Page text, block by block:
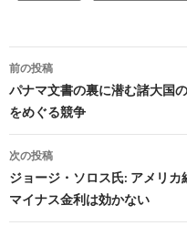
投
稿
ナ
ビ
ゲ
ー
前の投稿
パナマ文書の裏に潜む諸大国
をめぐる競争
次の投稿
ジョージ・ソロス氏: アメリカ
マイナス金利は効かない